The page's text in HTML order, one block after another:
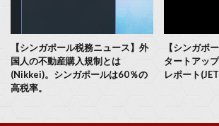
【シンガポール税務ニュース】外
国人の不動産購入規制とは
(Nikkei)。シンガポールは60％の
高税率。
【シンガポ
タートアッ
レポート